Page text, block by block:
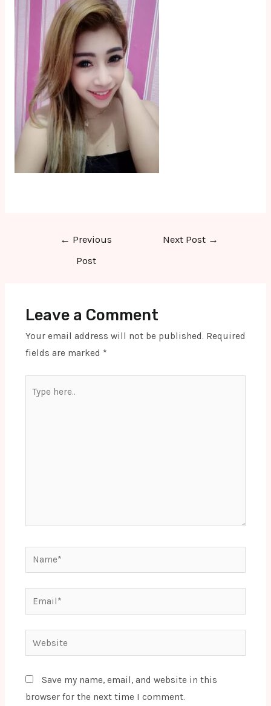
← Previous
Post
Next Post →
Leave a Comment
Your email address will not be published. Required
fields are marked *
here..
Name*
Email*
Website
Save my name, email, and website in this
browser for the next time I comment.